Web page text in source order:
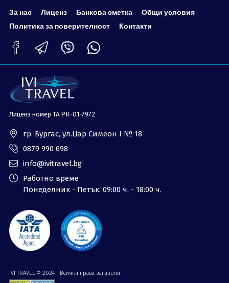
За нас Лиценз Банкова сметка
Общи условия
Политика за поверителност
Контакти
Лиценз номер ТА РК-01-7972
гр. Бургас, ул.Цар Симеон I № 18
0879 990 698
info@ivitravel.bg
Работно време
Понеделник - Петък: 09:00 ч. - 18:00 ч.
IVI TRAVEL © 2024 - Всички права запазени